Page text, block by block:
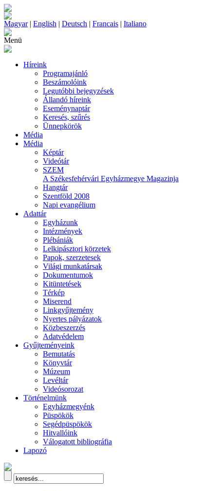
Magyar| English | Deutsch | Francais | Italiano
Menü
Híreink
Programajánló
Beszámolóink
Legutóbbi bejegyzések
Állandó híreink
Eseménynaptár
Keresés, szűrés
Ünnepkörök
Média
Média
Képtár
Videótár
SZEM
A Székesfehérvári Egyházmegye Magazinja
Hangtár
Szentföld 2008
Napi evangélium
Adattár
Egyházunk
Intézmények
Plébániák
Lelkipásztori körzetek
Papok, szerzetesek
Világi munkatársak
Dokumentumok
Kitüntetések
Térkép
Miserend
Linkgyűjtemény
Nyertes pályázatok
Közbeszerzés
Adatvédelem
Gyűjteményeink
Bemutatás
Könyvtár
Múzeum
Levéltár
Videósorozat
Történelmünk
Egyházmegyénk
Püspökök
Segédpüspökök
Hitvallóink
Válogatott bibliográfia
Lapozó